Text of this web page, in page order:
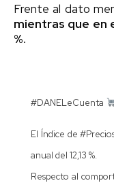
Frente al dato
mientras que en
%.
#DANELeCuenta
El Índice de
anual del 12,13 %.
Respecto al